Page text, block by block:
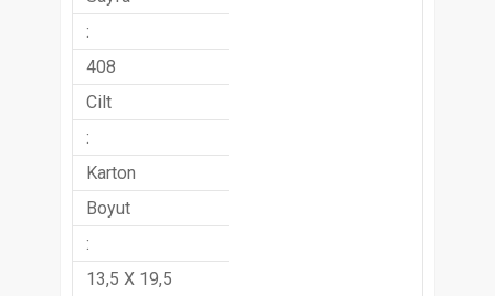
:
408
Cilt
:
Karton
Boyut
:
13,5 X 19,5